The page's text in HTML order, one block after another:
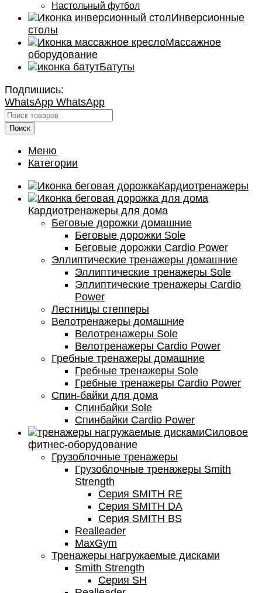
Настольный футбол
Инверсионные
столы
Массажное
оборудование
Батуты
Подпишись:
WhatsApp WhatsApp
Поиск
Меню
Категории
Кардиотренажеры
Кардиотренажеры для дома
Беговые дорожки домашние
Беговые дорожки Sole
Беговые дорожки Cardio Power
Эллиптические тренажеры домашние
Эллиптические тренажеры Sole
Эллиптические тренажеры Cardio
Power
Лестницы степперы
Велотренажеры домашние
Велотренажеры Sole
Велотренажеры Cardio Power
Гребные тренажеры домашние
Гребные тренажеры Sole
Гребные тренажеры Cardio Power
Спин-байки для дома
Спинбайки Sole
Спинбайки Cardio Power
Силовое
фитнес-оборудование
Грузоблочные тренажеры
Грузоблочные тренажеры Smith
Strength
Серия SMITH RE
Серия SMITH DA
Серия SMITH BS
Realleader
MaxGym
Тренажеры нагружаемые дисками
Smith Strength
Cерия SH